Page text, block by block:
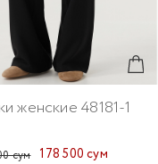
женские 48181-1
сум 178 500 сум